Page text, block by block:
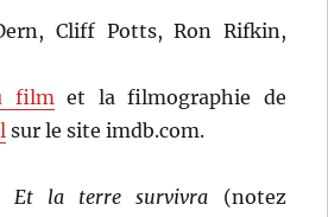
Cliff Potts, Ron Rifkin,
filmet la filmographie de
sur le site imdb.com.
Et la terre survivra (notez